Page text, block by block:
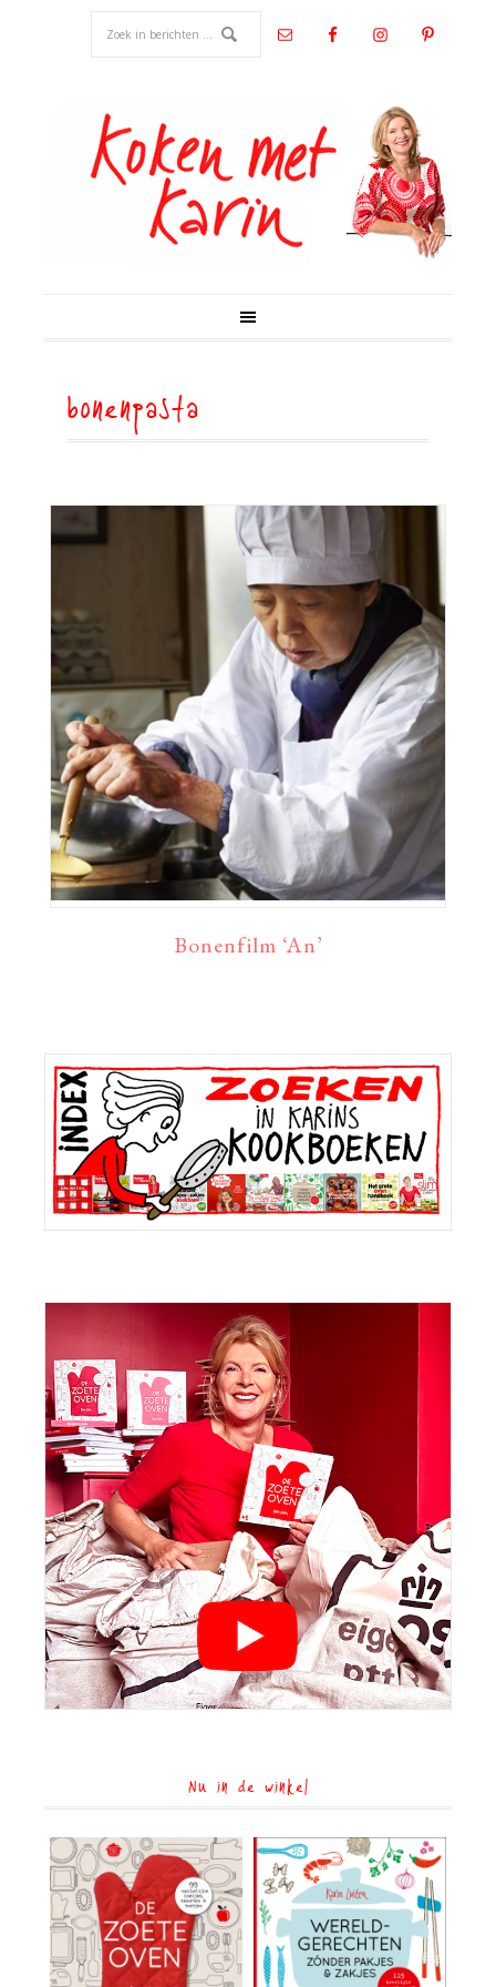
bonenpasta
Bonenfilm ‘An’
Primaire
Sidebar
Nu in de winkel